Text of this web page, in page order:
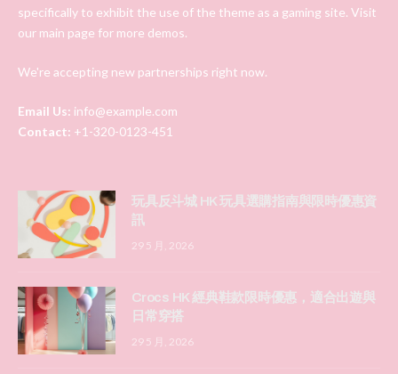
specifically to exhibit the use of the theme as a gaming site. Visit
our main page for more demos.
We're accepting new partnerships right now.
Email Us: info@example.com
Contact: +1-320-0123-451
玩具反斗城 HK 玩具選購指南與限時優惠資
訊
29 5 月, 2026
Crocs HK 經典鞋款限時優惠，適合出遊與
日常穿搭
29 5 月, 2026